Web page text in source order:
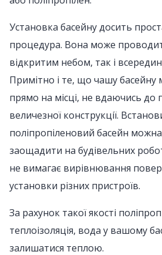
Установка басейну досить
процедура. Вона може
відкритим небом, так і
Примітно і те, що чашу басейну
прямо на місці, не вдаючись до
величезної конструкції.
поліпропіленовий басейн можна
заощадити на будівельних
не вимагає вирівнювання
установки різних пристроїв.
За рахунок такої якості
теплоізоляція, вода у вашому
залишатися теплою.